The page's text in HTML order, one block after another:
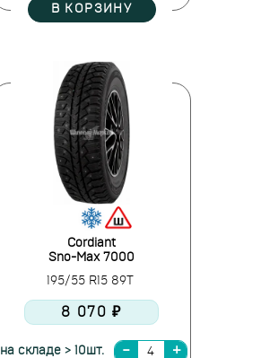
В КОРЗИНУ
Cordiant
Sno-Max 7000
195/55 R15 89T
8 070 ₽
на складе > 10шт.